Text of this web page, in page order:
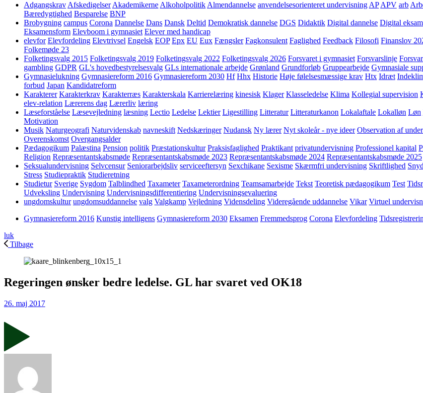
Adgangskrav Afskedigelser Akademikerne Alkoholpolitik Almendannelse anvendelsesorienteret undervisning AP APV arb
Bæredygtighed Besparelse BNP
Brobygning campus Corona Dannelse Dans Dansk Deltid Demokratisk dannelse DGS Didaktik Digital dannelse Digital
Eksamensform Elevboom i gymnasiet Elever med handicap
elevfor Elevfordeling Elevtrivsel Engelsk EOP Epx EU Eux Fængsler Fagkonsulent Faglighed Feedback Filosofi Finanslov
Folkemøde 23
Folketingsvalg 2015 Folketingsvalg 2019 Folketingsvalg 2022 Folketingsvalg 2026 Forsvaret i gymnasiet Forsvarslinje
gambling GDPR GL's hovedbestyrelsesvalg GLs internationale arbejde Grønland Grundforløb Gruppearbejde Gymnasiale
Gymnasielukning Gymnasiereform 2016 Gymnasiereform 2030 Hf Hhx Historie Høje følelsesmæssige krav Htx Idræt
forbud Japan Kandidatreform
Karakterer Karakterkrav Karakterræs Karakterskala Karrierelæring kinesisk Klager Klasseledelse Klima Kollegial supervision
elev-relation Lærerens dag Lærerliv læring
Læseforståelse Læsevejledning læsning Lectio Ledelse Lektier Ligestilling Litteratur Litteraturkanon Lokalaftale Lokalløn Løn
Motivation
Musik Naturgeografi Naturvidenskab navneskift Nedskæringer Nudansk Ny lærer Nyt skoleår - nye ideer Observation af
Overenskomst Overgangsalder
Pædagogikum Palæstina Pension politik Præstationskultur Praksisfaglighed Praktikant privatundervisning Professionel kapital
Religion Repræsentantskabsmøde Repræsentantskabsmøde 2023 Repræsentantskabsmøde 2024 Repræsentantskabsmøde 2025
Seksualundervisning Selvcensur Seniorarbejdsliv serviceeftersyn Sexchikane Sexisme Skærmfri undervisning Skriftlighed Snyd
Stress Studiepraktik Studieretning
Studietur Sverige Sygdom Talblindhed Taxameter Taxameterordning Teamsamarbejde Tekst Teoretisk pædagogikum Test
Udveksling Undervisning Undervisningsdifferentiering Undervisningsevaluering
ungdomskultur ungdomsuddannelse valg Valgkamp Vejledning Vidensdeling Videregående uddannelse Vikar Virtuel
Gymnasiereform 2016 Kunstig intelligens Gymnasiereform 2030 Eksamen Fremmedsprog Corona Elevfordeling
luk
Tilbage
Regeringen ønsker bedre ledelse. GL har svaret ved OK18
26. maj 2017